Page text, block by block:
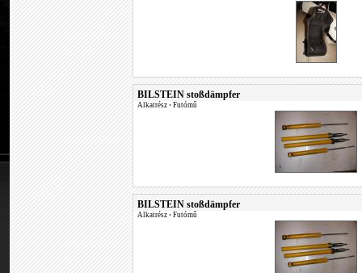
BILSTEIN stoßdämpfer
Alkatrész • Futómű
BILSTEIN stoßdämpfer
Alkatrész • Futómű